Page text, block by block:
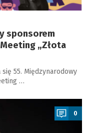
sponsorem
„Złota
55. Międzynarodowy
…
0